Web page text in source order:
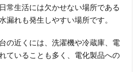
常生活には欠かせない場所である
漏れも発生しやすい場所です。
の近くには、洗濯機や冷蔵庫、電
ていることも多く、電化製品への